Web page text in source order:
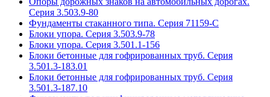
Серия 3.503.9-80
Фундаменты стаканного типа. Серия 71159-С
Блоки упора. Серия 3.503.9-78
Блоки упора. Серия 3.501.1-156
Блоки бетонные для гофрированных труб. Серия
3.501.3-183.01
Блоки бетонные для гофрированных труб. Серия
3.501.3-187.10